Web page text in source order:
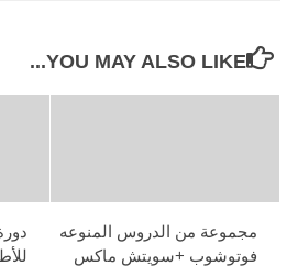
YOU MAY ALSO LIKE...
مجموعة من الدروس المنوعه
فوتوشوب +سويتش ماكس